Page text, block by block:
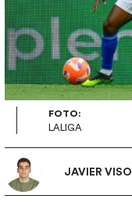
FOTO:
LALIGA
JAVIER VISO